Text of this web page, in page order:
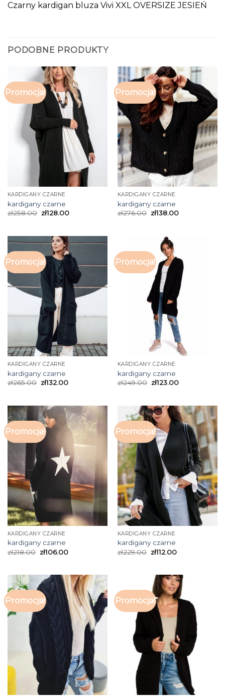
Czarny kardigan bluza Vivi XXL OVERSIZE JESIEŃ
PODOBNE PRODUKTY
Promocja!
KARDIGANY CZARNE
kardigany czarne
zł258.00 zł128.00
Promocja!
KARDIGANY CZARNE
kardigany czarne
zł276.00 zł138.00
Promocja!
KARDIGANY CZARNE
kardigany czarne
zł265.00 zł132.00
Promocja!
KARDIGANY CZARNE
kardigany czarne
zł249.00 zł123.00
Promocja!
KARDIGANY CZARNE
kardigany czarne
zł218.00 zł106.00
Promocja!
KARDIGANY CZARNE
kardigany czarne
zł229.00 zł112.00
Promocja! Promocja!